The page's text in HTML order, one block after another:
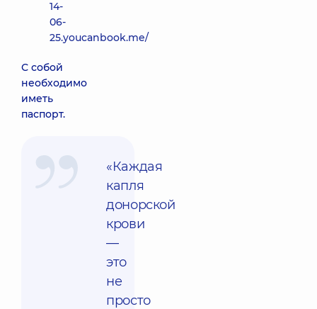
14-
06-
25.youcanbook.me/
С собой
необходимо
иметь
паспорт.
«Каждая
капля
донорской
крови
—
это
не
просто